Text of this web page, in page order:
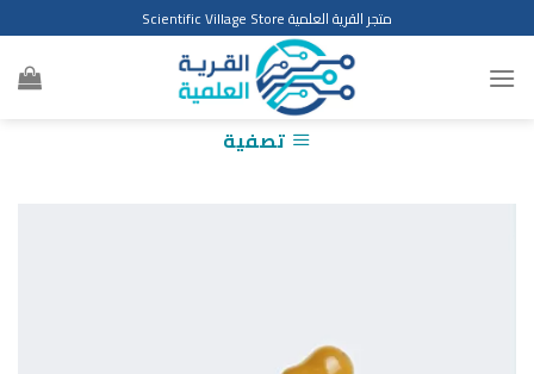
to
content
متجر القرية العلمية Scientific Village Store
تصفية